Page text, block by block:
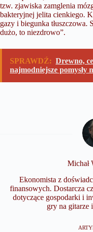
tzw. zjawiska zamglenia
bakteryjnej jelita cienkiego.
gazy i biegunka tłuszczowa.
dużo, to niezdrowo”.
SPRAWDŹ: Drewno,
najmodniejsze pomysły
Michał
Ekonomista z
finansowych. Dostarcza
dotyczące gospodarki i
gry na gitarze